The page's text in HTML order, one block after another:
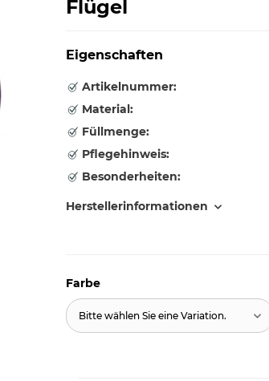
Flügel
Eigenschaften
Artikelnummer:
Material:
Füllmenge:
Pflegehinweis:
Besonderheiten:
Herstellerinformationen
Farbe
Bitte wählen Sie eine Variation.